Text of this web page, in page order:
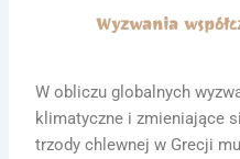
Wyzwania
W obliczu globalnych
klimatyczne i zmieniające
trzody chlewnej w Grecji